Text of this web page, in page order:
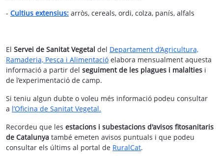
- Cultius extensius: arròs, cereals, ordi, colza, panís, alfals
El Servei de Sanitat Vegetal del Departament d’Agricultura,
Ramaderia, Pesca i Alimentació elabora mensualment aquesta
informació a partir del seguiment de les plagues i malalties i
de l’experimentació de camp.
Si teniu algun dubte o voleu més informació podeu consultar
a l’Oficina de Sanitat Vegetal.
Recordeu que les estacions i subestacions d'avisos fitosanitaris
de Catalunya també emeten avisos puntuals i que podeu
consultar els últims al portal de RuralCat.